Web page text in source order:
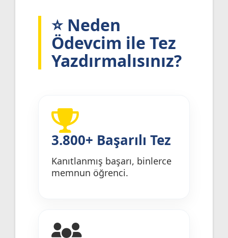
⭐ Neden
Ödevcim ile Tez
Yazdırmalısınız?
3.800+ Başarılı Tez
Kanıtlanmış başarı, binlerce
memnun öğrenci.